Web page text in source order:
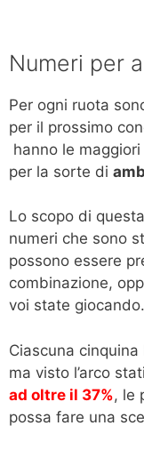
Numeri per
Per ogni ruota
per il prossimo
hanno le
per la sorte di
Lo scopo di
numeri che sono
possono essere
combinazione,
voi state giocando.
Ciascuna
ma visto l’arco
ad oltre il 37%, le
possa fare una